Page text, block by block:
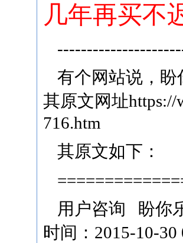
几年再买不
有个网站说，
其原文网址https://
716.htm
其原文如下：
用户咨询 盼你
时间：2015-10-